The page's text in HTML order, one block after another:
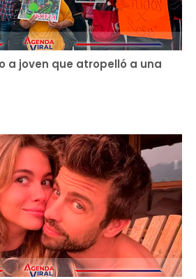
a joven que atropelló a una